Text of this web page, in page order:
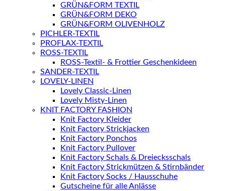
GRÜN&FORM TEXTIL
GRÜN&FORM DEKO
GRÜN&FORM OLIVENHOLZ
PICHLER-TEXTIL
PROFLAX-TEXTIL
ROSS-TEXTIL
ROSS-Textil- & Frottier Geschenkideen
SANDER-TEXTIL
LOVELY-LINEN
Lovely Classic-Linen
Lovely Misty-Linen
KNIT FACTORY FASHION
Knit Factory Kleider
Knit Factory Strickjacken
Knit Factory Ponchos
Knit Factory Pullover
Knit Factory Schals & Dreiecksschals
Knit Factory Strickmützen & Stirnbänder
Knit Factory Socks / Hausschuhe
Gutscheine für alle Anlässe